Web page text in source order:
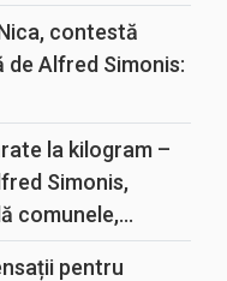
contestă
Alfred Simonis:
la kilogram –
Simonis,
comunele,...
pentru